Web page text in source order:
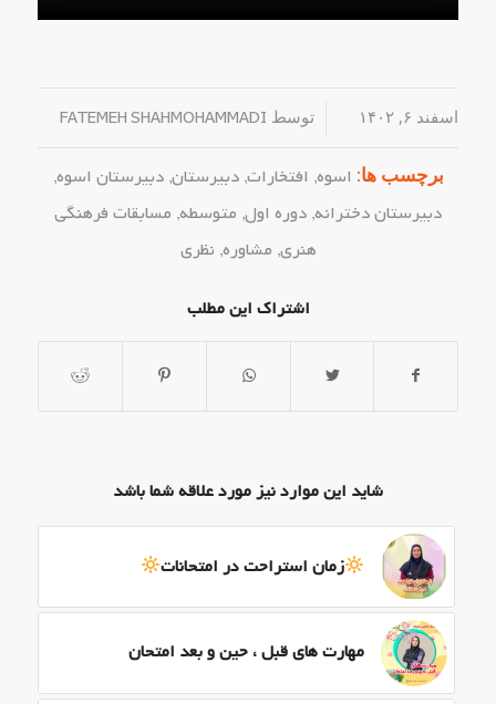
اسفند ۶, ۱۴۰۲ / توسط FATEMEH SHAHMOHAMMADI
برچسب ها: اسوه, افتخارات,دبیرستان,دبیرستان اسوه,
دبیرستان دخترانه, دوره اول, متوسطه, مسابقات فرهنگی
هنری, مشاوره, نظری
اشتراک این مطلب
شاید این موارد نیز مورد علاقه شما باشد
زمان استراحت در امتحانات
مهارت های قبل ، حین و بعد امتحان